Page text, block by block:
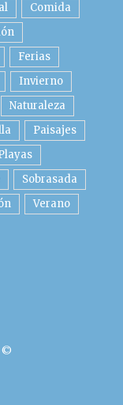
Comida
Ferias
Invierno
Naturaleza
Paisajes
Sobrasada
Verano
©